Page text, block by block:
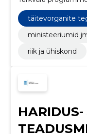
Pliivaba bensiin,
mõõtmisteenused,
arendusteenused
täitevorganite
ministeeriumid
riik ja ühiskond